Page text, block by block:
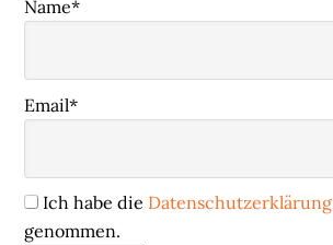
Name*
Email*
Ich habe die Datenschutzerklärung
genommen.